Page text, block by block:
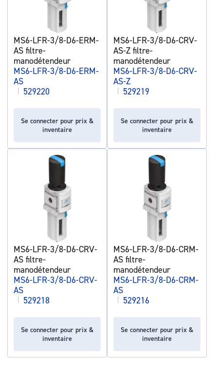
MS6-LFR-3/8-D6-ERM-
AS filtre-
manodétendeur
MS6-LFR-3/8-D6-ERM-
AS
| 529220
Se connecter pour prix &
inventaire
MS6-LFR-3/8-D6-CRV-
AS-Z filtre-
manodétendeur
MS6-LFR-3/8-D6-CRV-
AS-Z
| 529219
Se connecter pour prix &
inventaire
MS6-LFR-3/8-D6-CRV-
AS filtre-
manodétendeur
MS6-LFR-3/8-D6-CRV-
AS
| 529218
Se connecter pour prix &
inventaire
MS6-LFR-3/8-D6-CRM-
AS filtre-
manodétendeur
MS6-LFR-3/8-D6-CRM-
AS
| 529216
Se connecter pour prix &
inventaire